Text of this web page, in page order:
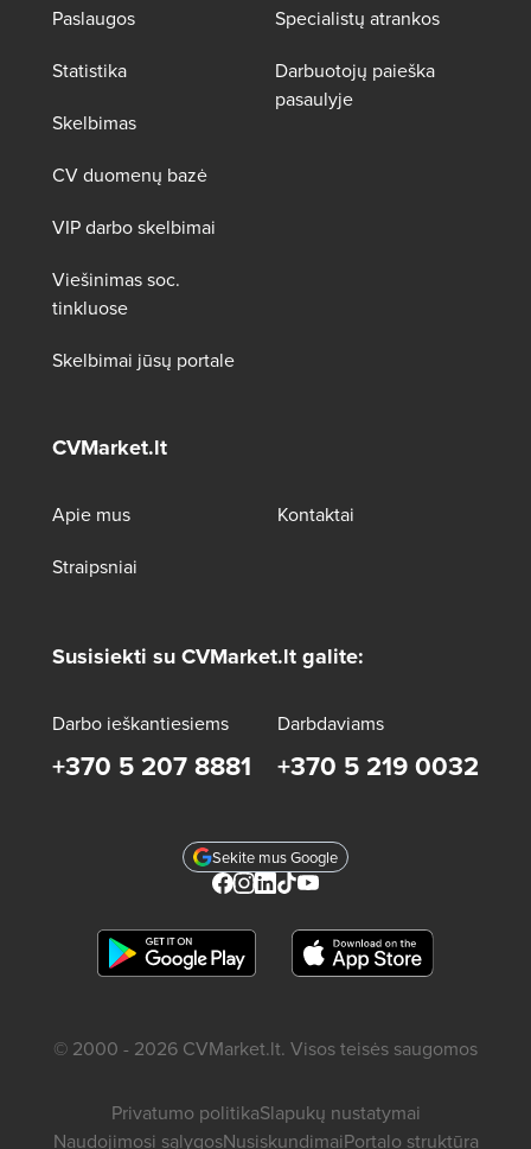
Paslaugos
Statistika
Skelbimas
CV duomenų bazė
VIP darbo skelbimai
Viešinimas soc.
tinkluose
Skelbimai jūsų portale
Specialistų atrankos
Darbuotojų paieška
pasaulyje
CVMarket.lt
Apie mus
Straipsniai
Kontaktai
Susisiekti su CVMarket.lt galite:
Darbo ieškantiesiems
+370 5 207 8881
Darbdaviams
+370 5 219 0032
Sekite mus Google
© 2000 - 2026 CVMarket.lt. Visos teisės saugomos
Privatumo politikaSlapukų nustatymai
Naudojimosi sąlygosNusiskundimaiPortalo struktūra